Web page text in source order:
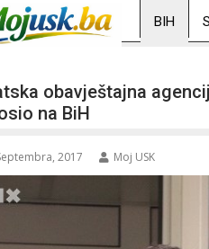
BIH
obavještajna
na BiH
2017 Moj USK